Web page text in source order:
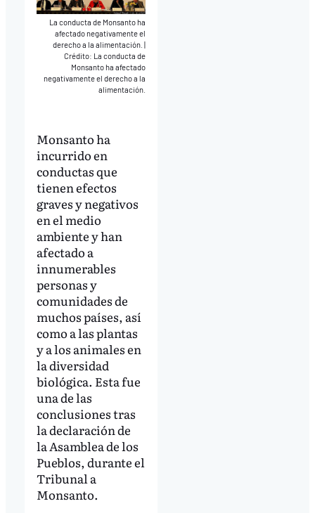
La conducta de Monsanto ha
afectado negativamente el
derecho a la alimentación.|
Crédito: La conducta de
Monsanto ha afectado
negativamente el derecho a la
alimentación.
Monsanto ha
incurrido en
conductas que
tienen efectos
graves y negativos
en el medio
ambiente y han
afectado a
innumerables
personas y
comunidades de
muchos países, así
como a las plantas
y a los animales en
la diversidad
biológica. Esta fue
una de las
conclusiones tras
la declaración de
la Asamblea de los
Pueblos, durante el
Tribunal a
Monsanto.